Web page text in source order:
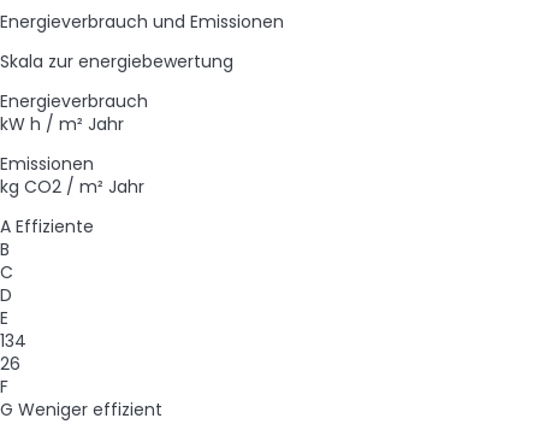
Energieverbrauch und Emissionen
Skala zur energiebewertung
Energieverbrauch
kW h / m² Jahr
Emissionen
kg CO2 / m² Jahr
A Effiziente
B
C
D
E
134
26
F
G Weniger effizient